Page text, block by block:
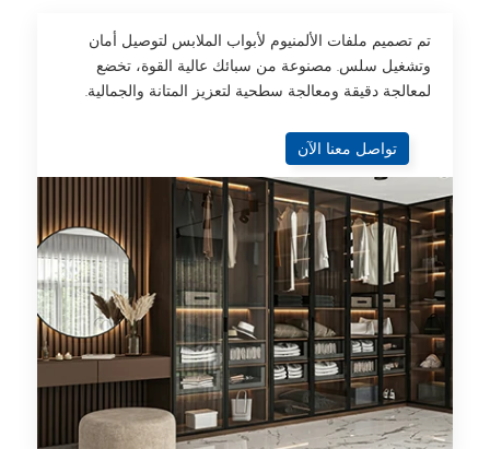
تم تصميم ملفات الألمنيوم لأبواب الملابس لتوصيل أمان
وتشغيل سلس. مصنوعة من سبائك عالية القوة، تخضع
لمعالجة دقيقة ومعالجة سطحية لتعزيز المتانة والجمالية.
تواصل معنا الآن